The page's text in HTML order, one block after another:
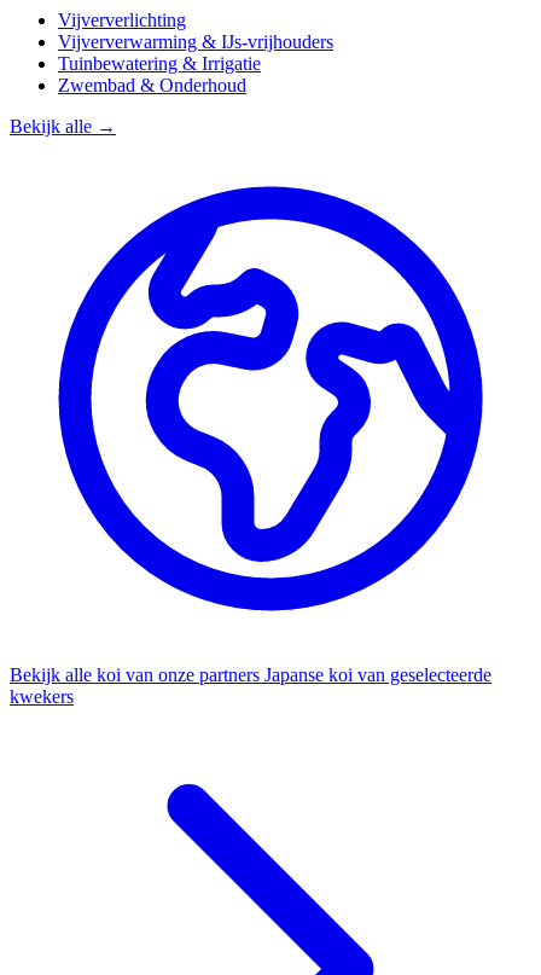
Vijververlichting
Vijververwarming & IJs-vrijhouders
Tuinbewatering & Irrigatie
Zwembad & Onderhoud
Bekijk alle →
Bekijk alle koi van onze partners Japanse koi van geselecteerde
kwekers